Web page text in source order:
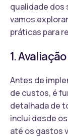
qualidade dos
vamos
práticas para
1.
Antes de
de custos, é
detalhada de
inclui desde
até os gastos